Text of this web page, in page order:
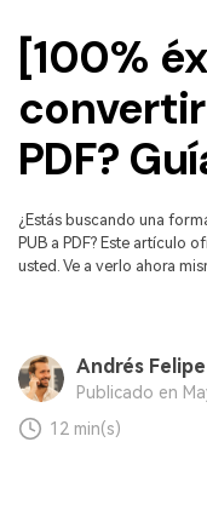
PDF OCR
Extraer datos
Proteger PDF
Soluciones
Servicio de TI
Legal
Historias de
Comparación de
Usar mejor
Especificaciones
Guía del usuario
PDFelement para
PDFelement para
[100%
PDF?
¿Estás buscando una
PUB a PDF? Este artículo
usted. Ve a verlo ahora
Andrés Felipe
Publicado en
12 min(s)